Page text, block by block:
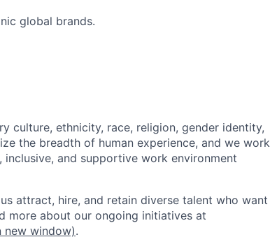
global brands.
culture, ethnicity, race, religion, gender identity,
the breadth of human experience, and we work
and supportive work environment
attract, hire, and retain diverse talent who want
more about our ongoing initiatives at
new window).